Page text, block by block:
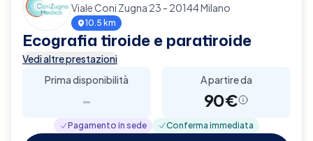
Viale Coni Zugna 23 - 20144 Milano
10.5 km
Ecografia tiroide e paratiroide
Vedi altre prestazioni
Prima disponibilità
-
A partire da
90€
Pagamento in sede Conferma immediata